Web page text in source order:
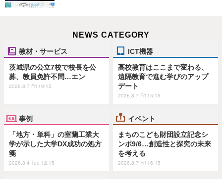
NEWS CATEGORY
教材・サービス
茨城県の公立7校で校長を公
募、教員免許不問…エン
2026.8.7 Fri 19:15
ICT機器
高校教育はここまで変わる、
遠隔教育で進む学びのアップ
デート
2026.8.7 Fri 15:15
事例
「地方・単科」の室蘭工業大
学が示した大学DX成功の処方
箋
2026.8.4 Tue 12:15
イベント
まちのこども財団設立記念シ
ンポ9/6…創造性と探究の未来
を考える
2026.8.7 Fri 16:15